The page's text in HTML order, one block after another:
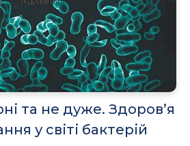
та не дуже. Здоров’я
у світі бактерій